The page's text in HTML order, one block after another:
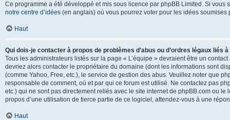
Ce programme a été développé et mis sous licence par phpBB Limited. Si
notre centre d’idées (en anglais) où vous pourrez voter pour les idées soumises
Haut
Qui dois-je contacter à propos de problèmes d’abus ou d’ordres légaux liés
Tous les administrateurs listés sur la page « L’équipe » devraient être un
devriez alors contacter le propriétaire du domaine (dont les informations sont
(comme Yahoo, Free, etc.), le service de gestion des abus. Veuillez noter que
responsable de comment, où et par qui ce forum est utilisé. Ne contactez pas
etc.) qui ne sont pas directement reliés avec le site internet de phpBB.com ou
propos d’une utilisation de tierce partie de ce logiciel, attendez-vous à une
Haut